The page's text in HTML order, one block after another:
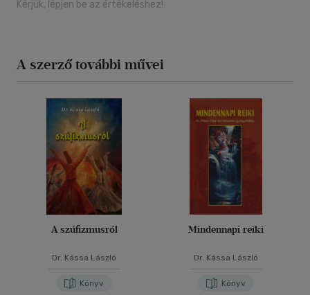
Kérjük, lépjen be az értékeléshez!
A szerző további művei
A szúfizmusról
Dr. Kássa László
Könyv
Mindennapi reiki
Dr. Kássa László
Könyv